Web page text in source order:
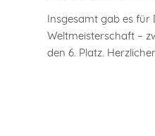
Insgesamt gab es für
Weltmeisterschaft –
den 6. Platz.